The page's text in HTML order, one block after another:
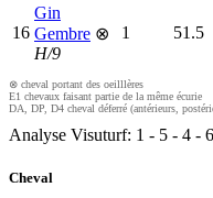
16
Gin
Gembre ⊗
H/9
1 51.5
⊗ cheval portant des oeilllères
E1 chevaux faisant partie de la même écurie
DA, DP, D4 cheval déferré (antérieurs,
Analyse Visuturf: 1 - 5 - 4 - 6
Cheval